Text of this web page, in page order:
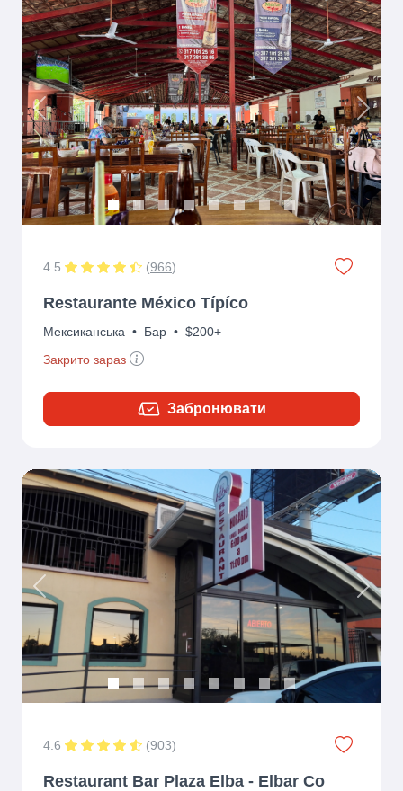
Previous Next
4.5 (966)
Restaurante México Típíco
Мексиканська • Бар • $200+
Закрито зараз
Забронювати
Previous Next
4.6 (903)
Restaurant Bar Plaza Elba - Elbar Co